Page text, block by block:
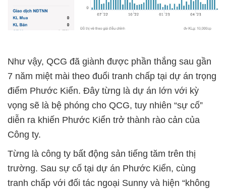
Như vậy, QCG đã giành được phần thắng sau gần
7 năm miệt mài theo đuổi tranh chấp tại dự án trọng
điểm Phước Kiển. Đây từng là dự án lớn với kỳ
vọng sẽ là bệ phóng cho QCG, tuy nhiên “sự cố”
diễn ra khiến Phước Kiển trở thành rào cản của
Công ty.
Từng là công ty bất động sản tiếng tăm trên thị
trường. Sau sự cố tại dự án Phước Kiển, cùng
tranh chấp với đối tác ngoại Sunny và hiện “không